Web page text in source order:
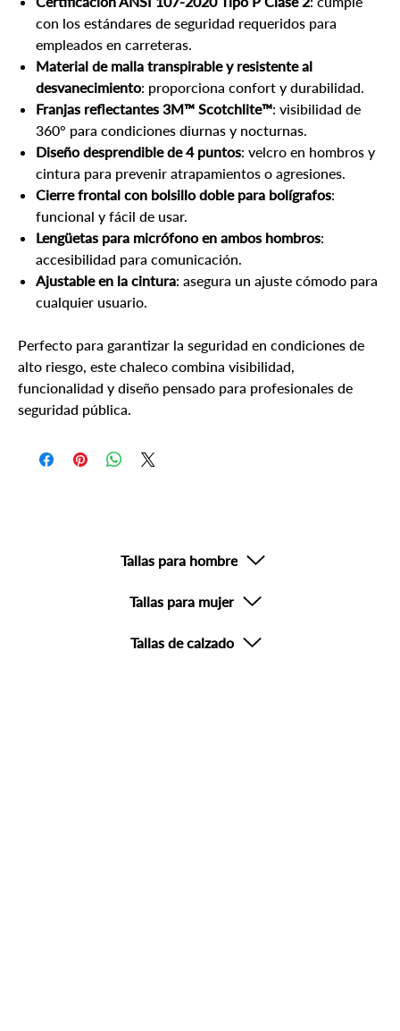
con los estándares de seguridad requeridos para
empleados en carreteras.
Material de malla transpirable y resistente al
desvanecimiento: proporciona confort y durabilidad.
Franjas reflectantes 3M™ Scotchlite™: visibilidad de
360° para condiciones diurnas y nocturnas.
Diseño desprendible de 4 puntos: velcro en hombros y
cintura para prevenir atrapamientos o agresiones.
Cierre frontal con bolsillo doble para bolígrafos:
funcional y fácil de usar.
Lengüetas para micrófono en ambos hombros:
accesibilidad para comunicación.
Ajustable en la cintura: asegura un ajuste cómodo para
cualquier usuario.
Perfecto para garantizar la seguridad en condiciones de
alto riesgo, este chaleco combina visibilidad,
funcionalidad y diseño pensado para profesionales de
seguridad pública.
Tallas para hombre
Tallas de calzado
Tallas para mujer